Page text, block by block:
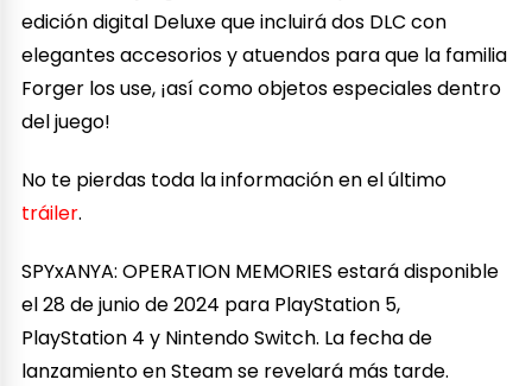
edición digital Deluxe que incluirá dos DLC con
elegantes accesorios y atuendos para que la familia
Forger los use, ¡así como objetos especiales dentro
del juego!
No te pierdas toda la información en el último
tráiler.
SPYxANYA: OPERATION MEMORIES estará disponible
el 28 de junio de 2024 para PlayStation 5,
PlayStation 4 y Nintendo Switch. La fecha de
lanzamiento en Steam se revelará más tarde.